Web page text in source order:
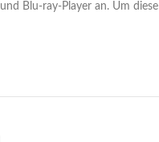
Blu-ray-Player an. Um diese